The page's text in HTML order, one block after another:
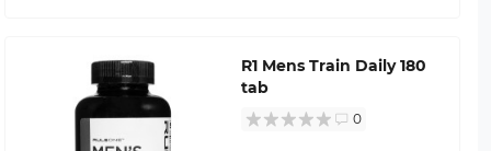
R1 Mens Train Daily 180
tab
0